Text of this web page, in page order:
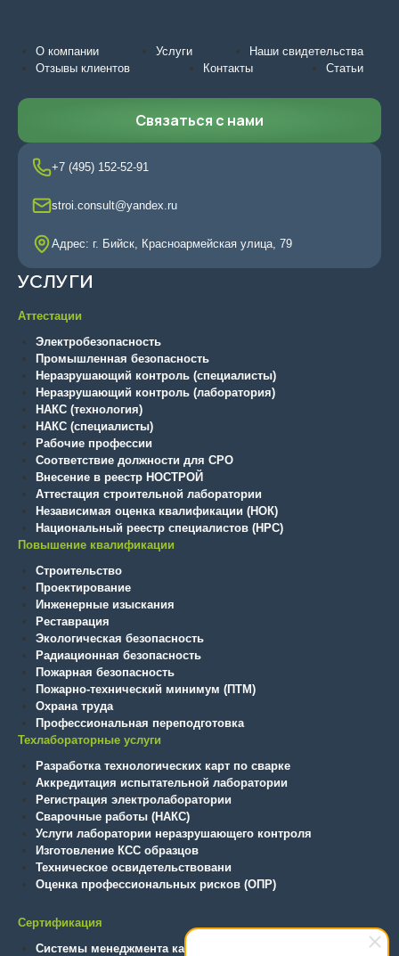
О компании Услуги
Наши свидетельства
Отзывы клиентов
Контакты Статьи
Связаться с нами
+7 (495) 152-52-91
stroi.consult@yandex.ru
Адрес: г. Бийск, Красноармейская улица, 79
УСЛУГИ
Аттестации
Электробезопасность
Промышленная безопасность
Неразрушающий контроль (специалисты)
Неразрушающий контроль (лаборатория)
НАКС (технология)
НАКС (специалисты)
Рабочие профессии
Соответствие должности для СРО
Внесение в реестр НОСТРОЙ
Аттестация строительной лаборатории
Независимая оценка квалификации (НОК)
Национальный реестр специалистов (НРС)
Повышение квалификации
Строительство
Проектирование
Инженерные изыскания
Реставрация
Экологическая безопасность
Радиационная безопасность
Пожарная безопасность
Пожарно-технический минимум (ПТМ)
Охрана труда
Профессиональная переподготовка
Техлабораторные услуги
Разработка технологических карт по сварке
Аккредитация испытательной лаборатории
Регистрация электролаборатории
Сварочные работы (НАКС)
Услуги лаборатории неразрушающего контроля
Изготовление КСС образцов
Техническое освидетельствовани
Оценка профессиональных рисков (ОПР)
Сертификация
Системы менеджмента качества